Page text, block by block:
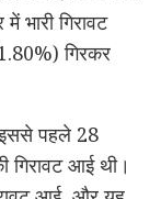
भारी गिरावट
गिरकर
इससे पहले 28
आई थी।